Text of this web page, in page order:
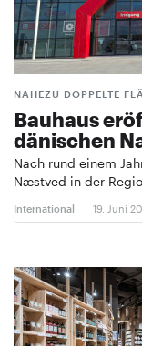
NAHEZU DOPPELTE
Bauhaus
dänischen
Nach rund einem
Næstved in der
International 19. Juni